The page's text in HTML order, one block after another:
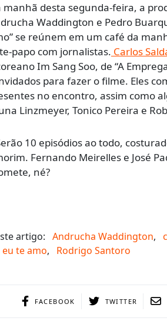
manhã desta segunda-feira, a
Waddington e Pedro
se reúnem em um café da
papo com jornalistas. Carlos
Im Sang Soo, de “A
para fazer o filme. Eles
no encontro, assim como
Linzmeyer, Tonico Pereira e
10 episódios ao todo,
Fernando Meirelles e José
né?
artigo: Andrucha Waddington,
te amo, Rodrigo Santoro
FACEBOOK TWITTER